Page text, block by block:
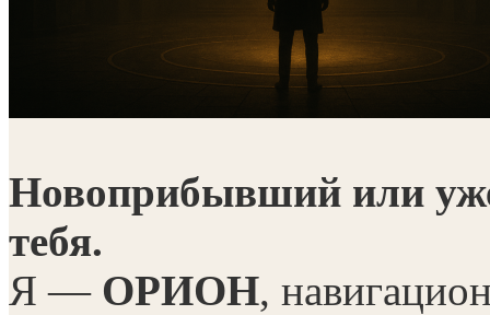
Новоприбывший или
тебя.
Я — ОРИОН,